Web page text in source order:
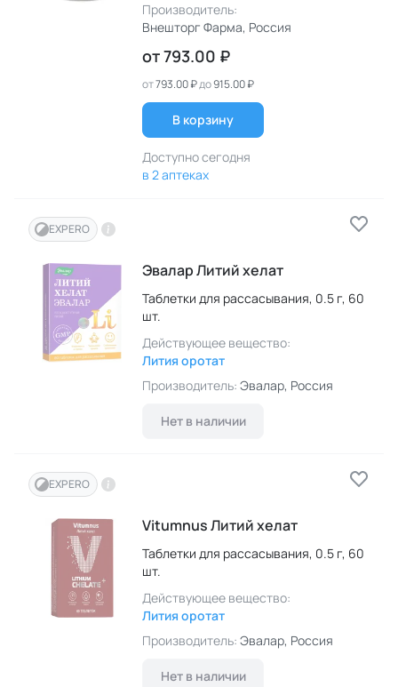
Производитель:
Внешторг Фарма, Россия
от793.00 ₽
от793.00 ₽до915.00 ₽
В корзину
Доступно сегодня
в 2 аптеках
EXPERO
Эвалар Литий хелат
Таблетки для рассасывания, 0.5 г, 60
шт.
Действующее вещество:
Лития оротат
Производитель: Эвалар, Россия
Нет в наличии
EXPERO
Vitumnus Литий хелат
Таблетки для рассасывания, 0.5 г, 60
шт.
Действующее вещество:
Лития оротат
Производитель: Эвалар, Россия
Нет в наличии